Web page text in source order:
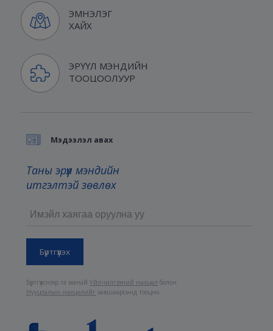
ЭМНЭЛЭГ
ХАЙХ
ЭРҮҮЛ МЭНДИЙН
ТООЦООЛУУР
Мэдээлэл авах
Таны эрүүл мэндийн
итгэлтэй зөвлөх
Бүртгүүлснээр та манайҮйлчилгээний нөхцөл болон
Нууцлалын нөхцөлийг зөвшөөрсөнд тооцно.